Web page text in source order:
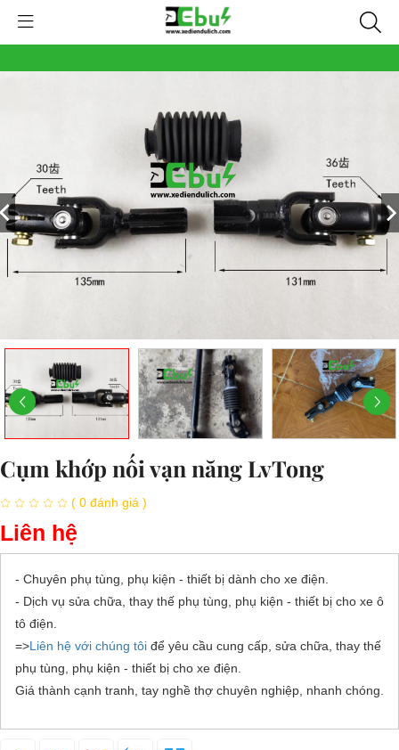
Cụm khớp nối vạn năng LvTong
( 0 đánh giá )
Liên hệ
- Chuyên phụ tùng, phụ kiện - thiết bị dành cho xe điện.
- Dịch vụ sửa chữa, thay thế phụ tùng, phụ kiện - thiết bị cho xe ô
tô điện.
=>Liên hệ với chúng tôi để yêu cầu cung cấp, sửa chữa, thay thế
phụ tùng, phụ kiện - thiết bị cho xe điện.
Giá thành cạnh tranh, tay nghề thợ chuyên nghiệp, nhanh chóng.